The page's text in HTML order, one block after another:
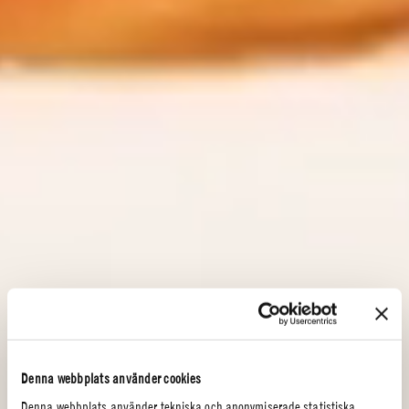
Denna webbplats använder cookies